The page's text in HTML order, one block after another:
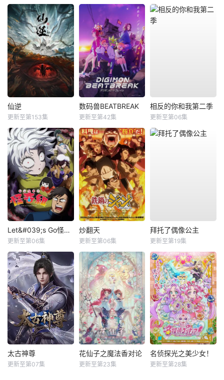
仙逆
更新至第153集
数码兽BEATBREAK
更新至第42集
相反的你和我第二季
更新至第06集
Let&#039;s Go怪奇组
更新至第06集
炒翻天
更新至第06集
拜托了偶像公主
更新至第19集
太古神尊
更新至第07集
花仙子之魔法香对论
更新至第23集
名侦探光之美少女！
更新至第28集